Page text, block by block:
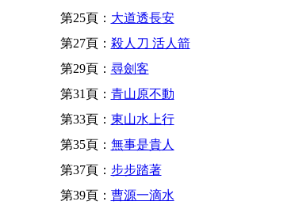
第25頁： 大道透長安
第27頁： 殺人刀 活人箭
第29頁： 尋劍客
第31頁： 青山原不動
第33頁： 東山水上行
第35頁： 無事是貴人
第37頁： 步步踏著
第39頁： 曹源一滴水